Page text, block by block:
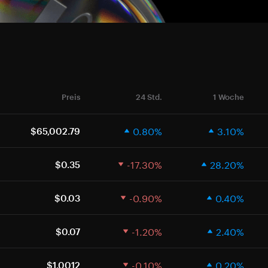
Preis 24 Std. 1 Woche
$65,002.79 0.80% 3.10%
$0.35 -17.30% 28.20%
$0.03 -0.90% 0.40%
$0.07 -1.20% 2.40%
$1.0012 -0.10% 0.20%